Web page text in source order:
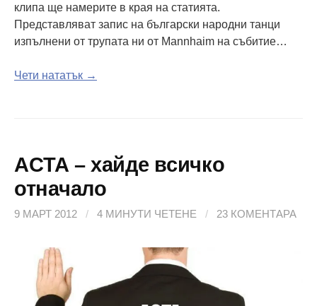
клипа ще намерите в края на статията.
Представляват запис на български народни танци
изпълнени от трупата ни от Mannhaim на събитие…
Чети нататък →
ACTA – хайде всичко
отначало
9 МАРТ 2012 / 4 МИНУТИ ЧЕТЕНЕ / 23 КОМЕНТАРА